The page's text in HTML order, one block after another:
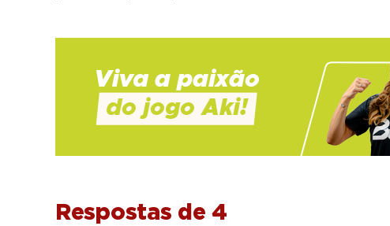
Respostas de 4